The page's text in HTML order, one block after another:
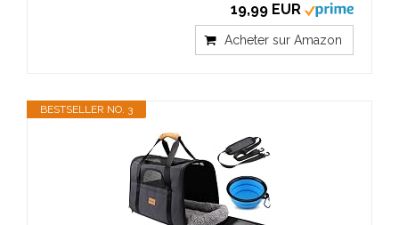
19,99 EUR
Acheter sur Amazon
BESTSELLER NO. 3